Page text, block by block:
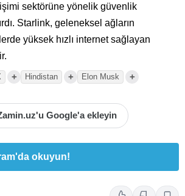
sektörüne yönelik güvenlik
Starlink, geleneksel ağların
yüksek hızlı internet sağlayan
+ Hindistan + Elon Musk +
Google'a ekleyin
okuyun!